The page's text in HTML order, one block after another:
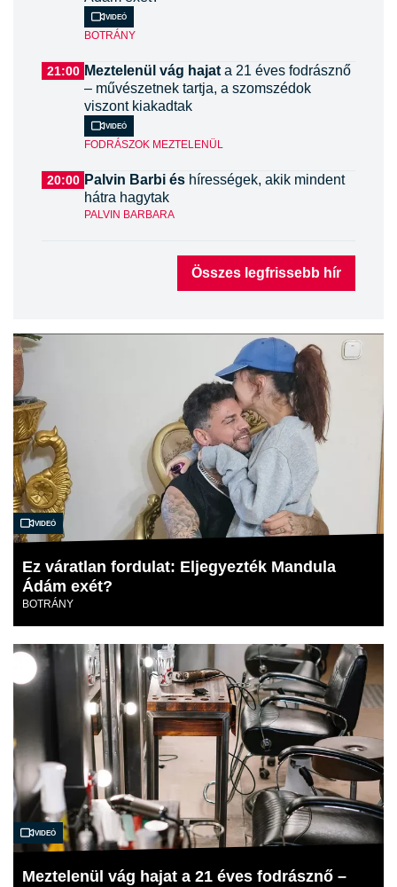
Videó
BOTRÁNY
21:00 Meztelenül vág hajat a 21 éves fodrásznő
– művészetnek tartja, a szomszédok
viszont kiakadtak
Videó
FODRÁSZOK MEZTELENÜL
20:00 Palvin Barbi és hírességek, akik mindent
hátra hagytak
PALVIN BARBARA
Összes legfrissebb hír
Videó
Ez váratlan fordulat: Eljegyezték Mandula
Ádám exét?
BOTRÁNY
Videó
Meztelenül vág hajat a 21 éves fodrásznő –